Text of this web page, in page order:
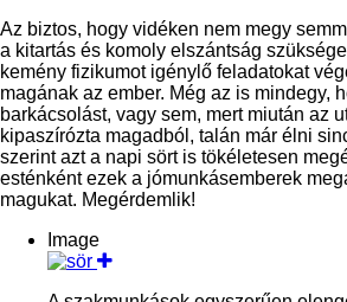
Az biztos, hogy vidéken nem megy
a kitartás és komoly elszántság
kemény fizikumot igénylő feladatokat
magának az ember. Még az is mindegy,
barkácsolást, vagy sem, mert miután az
kipaszírózta magadból, talán már élni
szerint azt a napi sört is tökéletesen
esténként ezek a jómunkásemberek
magukat. Megérdemlik!
Image